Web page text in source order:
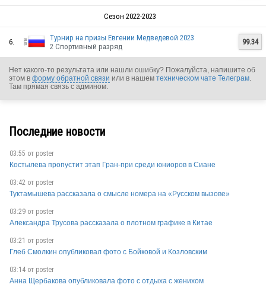
RUS
RUS
Сезон 2022-2023
6.
Турнир на призы Евгении Медведевой 2023
2 Спортивный разряд
99.34
Нет какого-то результата или нашли ошибку? Пожалуйста, напишите об
этом в форму обратной связи или в нашем техническом чате Телеграм
Там прямая связь с админом.
Последние новости
03:55 от poster
Костылева пропустит этап Гран-при среди юниоров в Сиане
03:42 от poster
Туктамышева рассказала о смысле номера на «Русском вызове»
03:29 от poster
Александра Трусова рассказала о плотном графике в Китае
03:21 от poster
Глеб Смолкин опубликовал фото с Бойковой и Козловским
03:14 от poster
Анна Щербакова опубликовала фото с отдыха с женихом